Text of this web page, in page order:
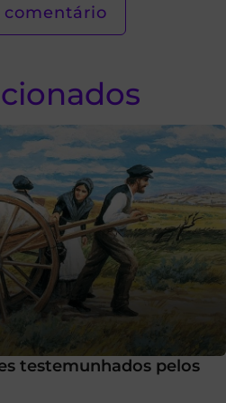
testemunhados pelos